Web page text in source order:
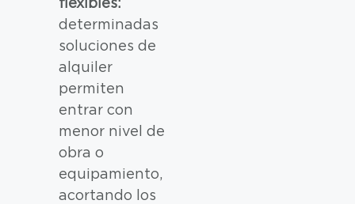
flexibles:
determinadas
soluciones de
alquiler
permiten
entrar con
menor nivel de
obra o
equipamiento,
acortando los